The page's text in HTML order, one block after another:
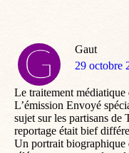
Gaut
dit
29 octobre
Le traitement médiatique
L’émission Envoyé
sujet sur les partisans
reportage était bief
Un portrait biographique